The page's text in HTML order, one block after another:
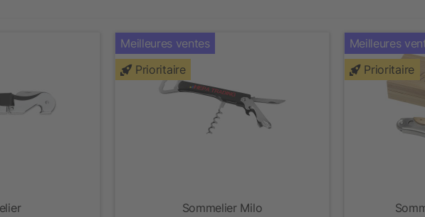
Meilleures ventes
Prioritaire
Sommelier Milo
Meilleures
Prioritaire